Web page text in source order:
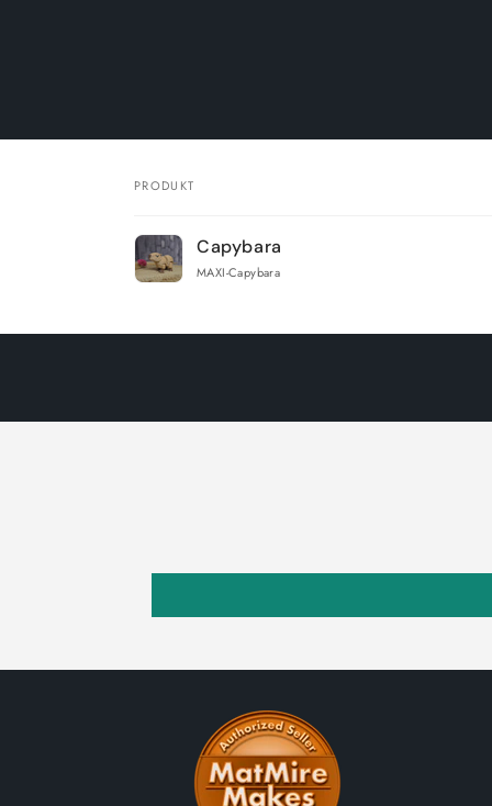
Dein
Warenkorb
PRODUKT
Capybara
MAXI-Capybara
geladen ...